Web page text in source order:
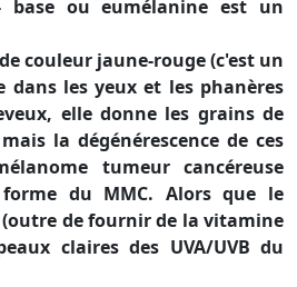
ou eumélanine est un
couleur jaune-rouge (c'est un
dans les yeux et les phanères
elle donne les grains de
la dégénérescence de ces
tumeur cancéreuse
du MMC. Alors que le
de fournir de la vitamine
claires des UVA/UVB du